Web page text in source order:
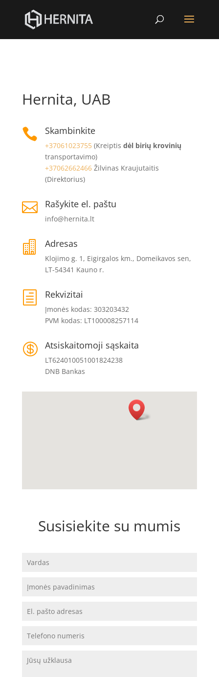
Hernita, UAB
 Skambinkite
+37061023755(Kreiptis dėl birių krovinių
transportavimo)
+37062662466Žilvinas Kraujutaitis
(Direktorius)
 Rašykite el. paštu
info@hernita.lt
 Adresas
Klojimo g. 1, Eigirgalos km., Domeikavos sen,
LT-54341 Kauno r.
h Rekvizitai
Įmonės kodas: 303203432
PVM kodas: LT100008257114
 Atsiskaitomoji sąskaita
LT624010051001824238
DNB Bankas
Susisiekite su mumis